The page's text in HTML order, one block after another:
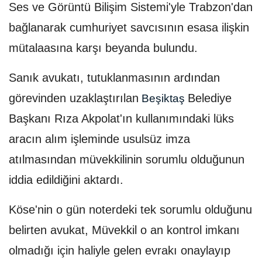
Ses ve Görüntü Bilişim Sistemi'yle Trabzon'dan
bağlanarak cumhuriyet savcısının esasa ilişkin
mütalaasına karşı beyanda bulundu.
Sanık avukatı, tutuklanmasının ardından
görevinden uzaklaştırılan Beşiktaş Belediye
Başkanı Rıza Akpolat'ın kullanımındaki lüks
aracın alım işleminde usulsüz imza
atılmasından müvekkilinin sorumlu olduğunun
iddia edildiğini aktardı.
Köse'nin o gün noterdeki tek sorumlu olduğunu
belirten avukat, Müvekkil o an kontrol imkanı
olmadığı için haliyle gelen evrakı onaylayıp